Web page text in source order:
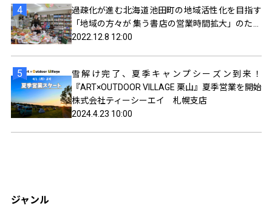
過疎化が進む北海道池田町の地域活性化を目指す
「地域の方々が 集う書店の営業時間拡大」のため
のクラウドファンディングを実施中
2022.12.8 12:00
雪解け完了、夏季キャンプシーズン到来！
『ART×OUTDOOR VILLAGE 栗山』夏季営業を開始
株式会社ティーシーエイ 札幌支店
2024.4.23 10:00
ジャンル